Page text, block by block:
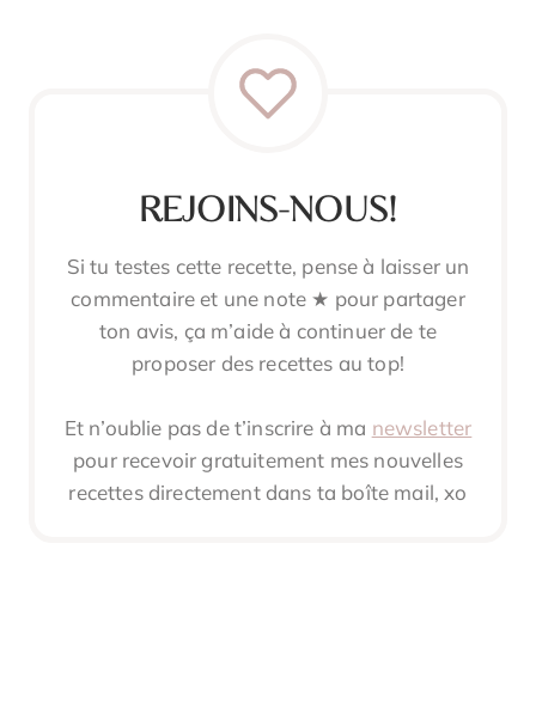
REJOINS-NOUS!
Si tu testes cette recette, pense à laisser un
commentaire et une note ★ pour partager
ton avis, ça m’aide à continuer de te
proposer des recettes au top!
Et n’oublie pas de t’inscrire à ma newsletter
pour recevoir gratuitement mes nouvelles
recettes directement dans ta boîte mail, xo